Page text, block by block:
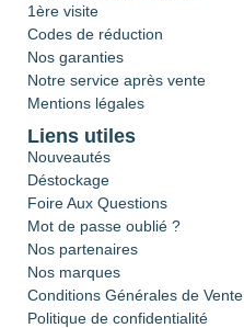
1ère visite
Codes de réduction
Nos garanties
Notre service après vente
Mentions légales
Liens utiles
Nouveautés
Déstockage
Foire Aux Questions
Mot de passe oublié ?
Nos partenaires
Nos marques
Conditions Générales de Vente
Politique de confidentialité